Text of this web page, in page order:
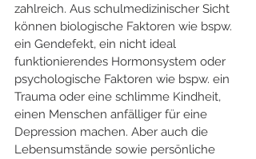
zahlreich. Aus schulmedizinischer Sicht
können biologische Faktoren wie bspw.
ein Gendefekt, ein nicht ideal
funktionierendes Hormonsystem oder
psychologische Faktoren wie bspw. ein
Trauma oder eine schlimme Kindheit,
einen Menschen anfälliger für eine
Depression machen. Aber auch die
Lebensumstände sowie persönliche